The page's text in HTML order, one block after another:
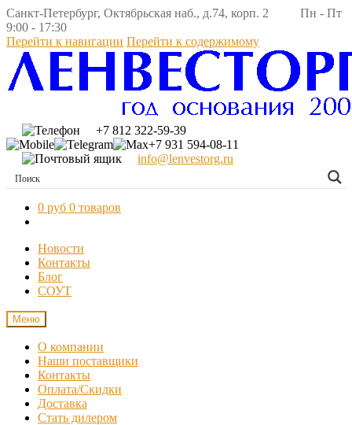
Санкт-Петербург, Октябрьская наб., д.74, корп. 2 Пн - Пт
9:00 - 17:30
Перейти к навигации Перейти к содержимому
+7 812 322-59-39
+7 931 594-08-11
info@lenvestorg.ru
0 руб 0 товаров
Новости
Контакты
Блог
СОУТ
Меню
О компании
Наши поставщики
Контакты
Оплата/Скидки
Доставка
Стать дилером